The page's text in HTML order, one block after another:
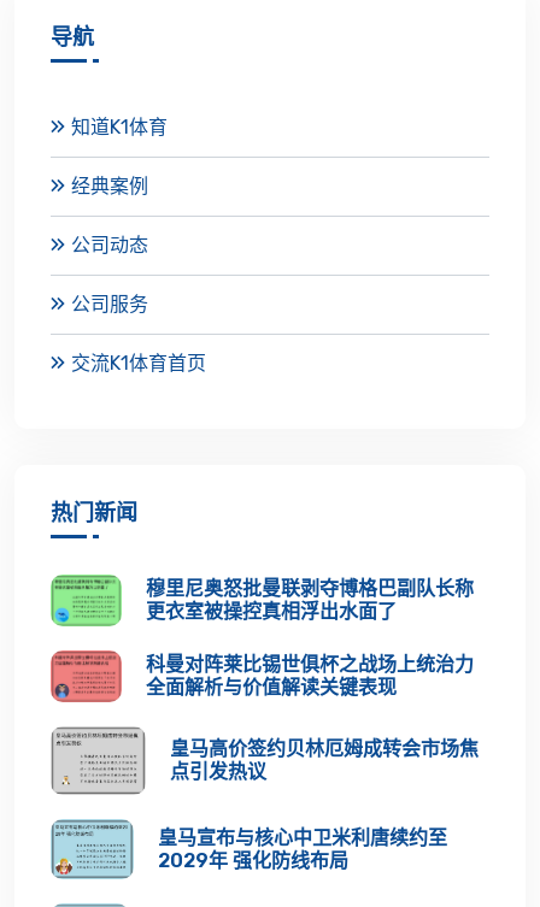
导航
知道K1体育
经典案例
公司动态
公司服务
交流K1体育首页
热门新闻
穆里尼奥怒批曼联剥夺博格巴副队长称
更衣室被操控真相浮出水面了
科曼对阵莱比锡世俱杯之战场上统治力
全面解析与价值解读关键表现
皇马高价签约贝林厄姆成转会市场焦
点引发热议
皇马宣布与核心中卫米利唐续约至
2029年 强化防线布局